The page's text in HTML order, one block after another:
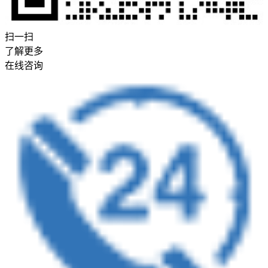
扫一扫
了解更多
在线咨询